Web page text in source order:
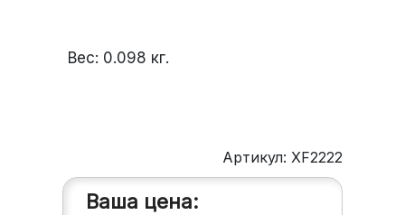
Вес: 0.098 кг.
Артикул: XF2222
Ваша цена: